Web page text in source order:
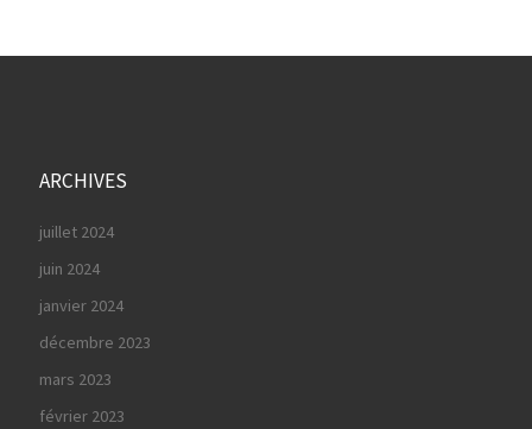
ARCHIVES
juillet 2024
juin 2024
janvier 2024
décembre 2023
mars 2023
février 2023